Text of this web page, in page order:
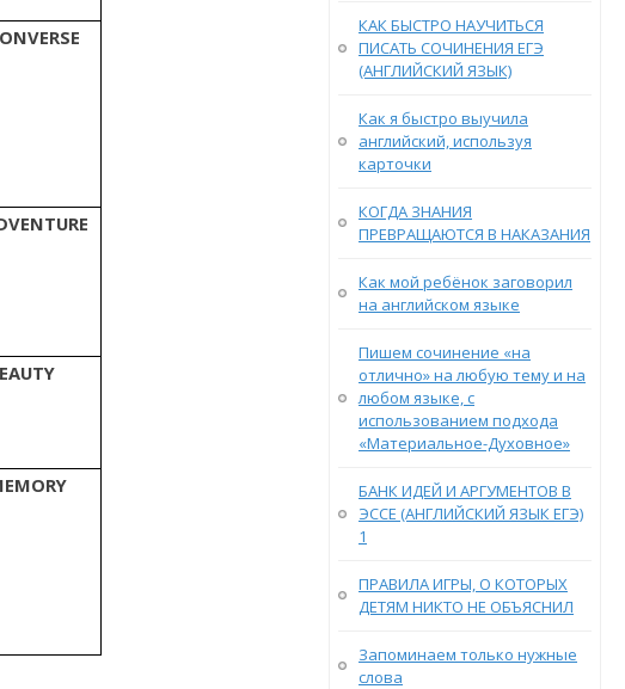
КАК БЫСТРО НАУЧИТЬСЯ
ПИСАТЬ СОЧИНЕНИЯ ЕГЭ
(АНГЛИЙСКИЙ ЯЗЫК)
Как я быстро выучила
английский, используя
карточки
КОГДА ЗНАНИЯ
ПРЕВРАЩАЮТСЯ В НАКАЗАНИЯ
Как мой ребёнок заговорил
на английском языке
Пишем сочинение «на
отлично» на любую тему и на
любом языке, с
использованием подхода
«Материальное-Духовное»
БАНК ИДЕЙ И АРГУМЕНТОВ В
ЭССЕ (АНГЛИЙСКИЙ ЯЗЫК ЕГЭ)
1
ПРАВИЛА ИГРЫ, О КОТОРЫХ
ДЕТЯМ НИКТО НЕ ОБЪЯСНИЛ
Запоминаем только нужные
слова